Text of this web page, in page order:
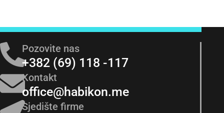
Pozovite nas
+382 (69) 118 -117
Kontakt
office@habikon.me
Sjedište firme